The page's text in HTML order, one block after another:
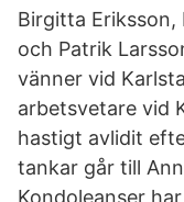
Birgitta Eriksson,
och Patrik
vänner vid
arbetsvetare vid
hastigt avlidit
tankar går till
Kondoleanser